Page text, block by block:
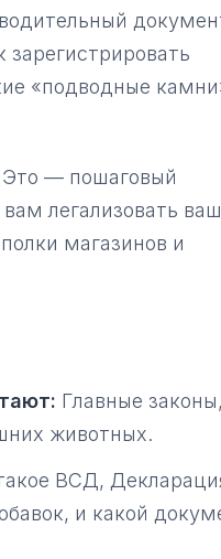
«подводные
Это — пошаговый
легализовать
магазинов и
Главные
животных.
ВСД,
и какой